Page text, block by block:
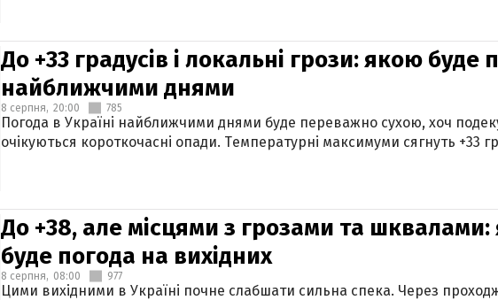
До +33 градусів і локальні грози: якою буде
найближчими днями
8 серпня, 20:00 785
Погода в Україні найближчими днями буде переважно сухою, хоч
очікуються короткочасні опади. Температурні максимуми сягнуть +33
До +38, але місцями з грозами та
буде погода на вихідних
8 серпня, 08:00 977
Цими вихідними в Україні почне слабшати сильна спека. Через